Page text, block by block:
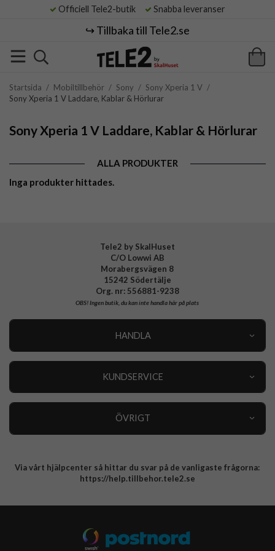
Officiell Tele2-butik Snabba leveranser
↪️ Tillbaka till Tele2.se
Startsida / Mobiltillbehör / Sony / Sony Xperia 1 V /
Sony Xperia 1 V Laddare, Kablar & Hörlurar
Sony Xperia 1 V Laddare, Kablar & Hörlurar
ALLA PRODUKTER
Inga produkter hittades.
Tele2 by SkalHuset
C/O Lowwi AB
Morabergsvägen 8
15242 Södertälje
Org. nr: 556881-9238
OBS!Ingen butik, du kan inte handla här på plats
HANDLA
KUNDSERVICE
ÖVRIGT
Integritetspolicy
Via vårt hjälpcenter så hittar du svar på de vanligaste frågorna:
https://help.tillbehor.tele2.se